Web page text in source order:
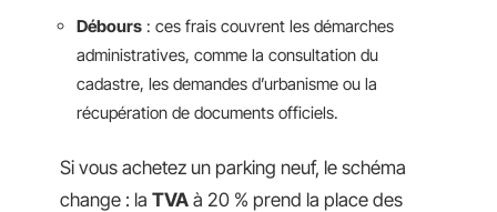
Débours : ces frais couvrent les démarches
administratives, comme la consultation du
cadastre, les demandes d’urbanisme ou la
récupération de documents officiels.
Si vous achetez un parking neuf, le schéma
change : la TVA à 20 % prend la place des